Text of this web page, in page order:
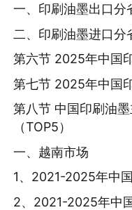
一、印刷油墨出口分
二、印刷油墨进口分
第六节 2025年中国
第七节 2025年中国
第八节 中国印刷油
（TOP5）
一、越南市场
1、2021-2025年中
2、2021-2025年中